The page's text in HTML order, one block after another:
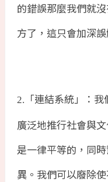
的錯誤那麼我們就
方了，這只會加深誤
2.
「連結系統」：
廣泛地推行社會與
是一律平等的，同
異。我們可以廢除